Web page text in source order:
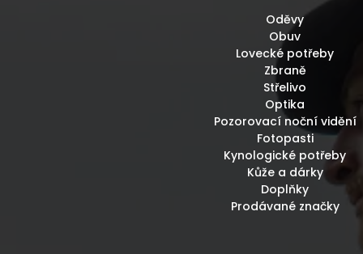
Oděvy
Obuv
Lovecké potřeby
Zbraně
Střelivo
Optika
Pozorovací noční vidění
Fotopasti
Kynologické potřeby
Kůže a dárky
Doplňky
Prodávané značky